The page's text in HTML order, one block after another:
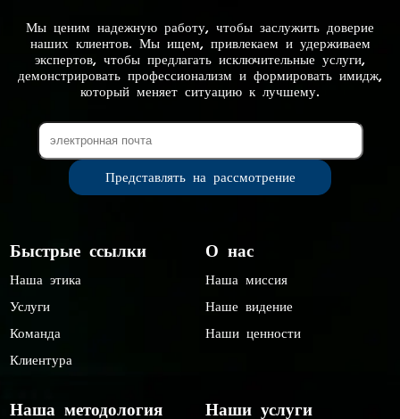
Мы ценим надежную работу, чтобы заслужить доверие
наших клиентов. Мы ищем, привлекаем и удерживаем
экспертов, чтобы предлагать исключительные услуги,
демонстрировать профессионализм и формировать имидж,
который меняет ситуацию к лучшему.
Быстрые ссылки
Наша этика
Услуги
Команда
Клиентура
О нас
Наша миссия
Наше видение
Наши ценности
Наша методология Наши услуги